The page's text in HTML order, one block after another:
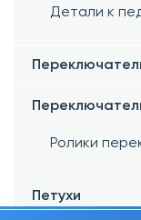
Детали к
Ролики
Петухи